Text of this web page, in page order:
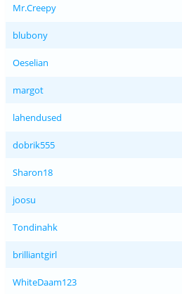
Mr.Creepy
blubony
Oeselian
margot
lahendused
dobrik555
Sharon18
joosu
Tondinahk
brilliantgirl
WhiteDaam123